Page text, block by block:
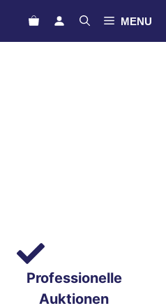
MENU
Professionelle
Auktionen